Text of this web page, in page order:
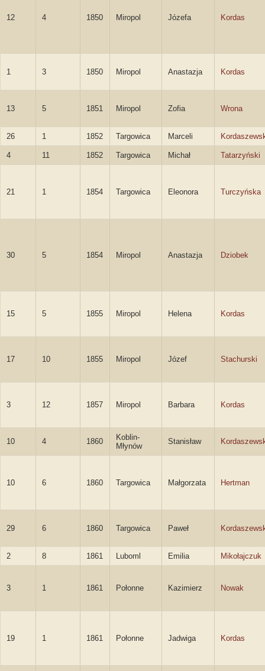
12 4 1850 Miropol Józefa Kordas
1 3 1850 Miropol Anastazja Kordas
13 5 1851 Miropol Zofia Wrona
26 1 1852 Targowica Marceli
4 11 1852 Targowica Michał Tatarzyński
21 1 1854 Targowica Eleonora Turczyńska
30 5 1854 Miropol Anastazja Dziobek
15 5 1855 Miropol Helena Kordas
17 10 1855 Miropol Józef Stachurski
3 12 1857 Miropol Barbara Kordas
10 4 1860
Koblin-
Młynów
Stanisław
10 6 1860 Targowica Małgorzata Hertman
29 6 1860 Targowica Paweł
2 8 1861 Luboml Emilia Mikołajczuk
3 1 1861 Połonne Kazimierz Nowak
19 1 1861 Połonne Jadwiga Kordas